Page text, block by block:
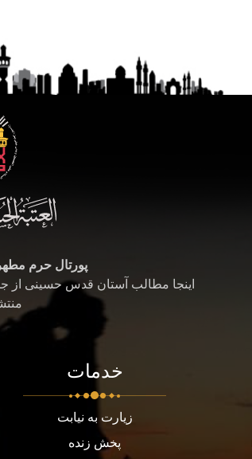
پورتال حرم
اینجا مطالب آستان قدس حسینی از
خدمات
زیارت به نیابت
پخش زنده